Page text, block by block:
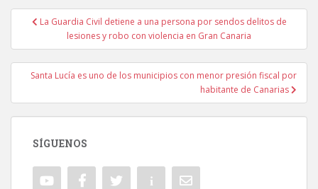
Navegación de entradas
La Guardia Civil detiene a una persona por sendos delitos de
lesiones y robo con violencia en Gran Canaria
Santa Lucía es uno de los municipios con menor presión fiscal por
habitante de Canarias
SÍGUENOS